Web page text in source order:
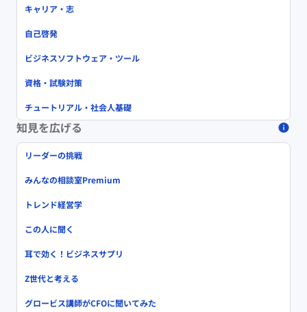
キャリア・志
自己啓発
ビジネスソフトウェア・ツール
資格・試験対策
チュートリアル・社会人基礎
知見を広げる
リーダーの挑戦
みんなの相談室Premium
トレンド経営学
この人に聞く
耳で効く！ビジネスサプリ
Z世代と考える
グロービス講師がCFOに聞いてみた